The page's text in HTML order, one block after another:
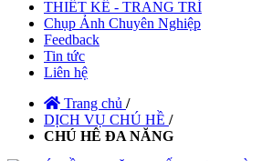
THIẾT KẾ - TRANG TRÍ
Chụp Ảnh Chuyên Nghiệp
Feedback
Tin tức
Liên hệ
Trang chủ /
DỊCH VỤ CHÚ HỀ /
CHÚ HÊ ĐA NĂNG